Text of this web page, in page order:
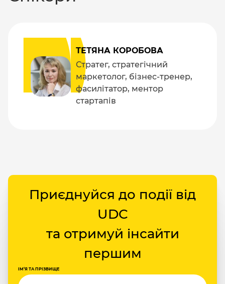
ТЕТЯНА КОРОБОВА
Стратег, стратегічний
маркетолог, бізнес-тренер,
фасилітатор, ментор
стартапів
Приєднуйся до події від
UDC
та отримуй інсайти
першим
ІМ‘Я ТА ПРІЗВИЩЕ